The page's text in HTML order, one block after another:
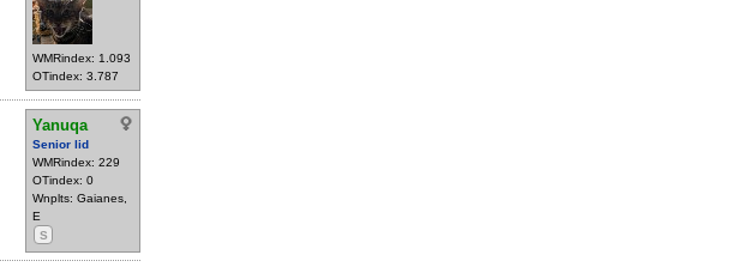
WMRindex: 1.093
OTindex: 3.787
Yanuqa
Senior lid
WMRindex: 229
OTindex: 0
Wnplts: Gaianes,
E
S